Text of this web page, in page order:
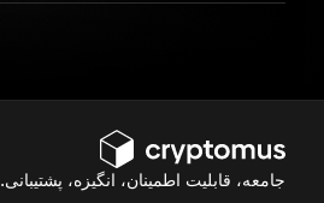
جامعه، قابلیت اطمینان، انگیزه، پشتیبانی.